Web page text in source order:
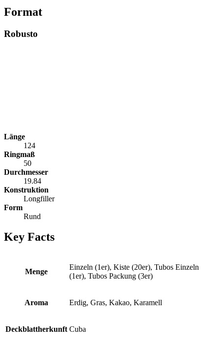
Format
Robusto
Länge
124
Ringmaß
50
Durchmesser
19.84
Konstruktion
Longfiller
Form
Rund
Key Facts
Menge
Einzeln (1er), Kiste (20er), Tubos Einzeln
(1er), Tubos Packung (3er)
Aroma Erdig, Gras, Kakao, Karamell
Deckblattherkunft Cuba